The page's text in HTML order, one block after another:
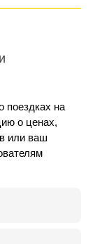
поездках на
о ценах,
или ваш